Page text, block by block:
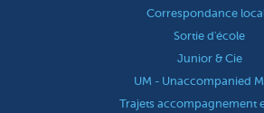
Correspondance
Sortie d'école
Junior & Cie
UM - Unaccompanied
Trajets accompagnement